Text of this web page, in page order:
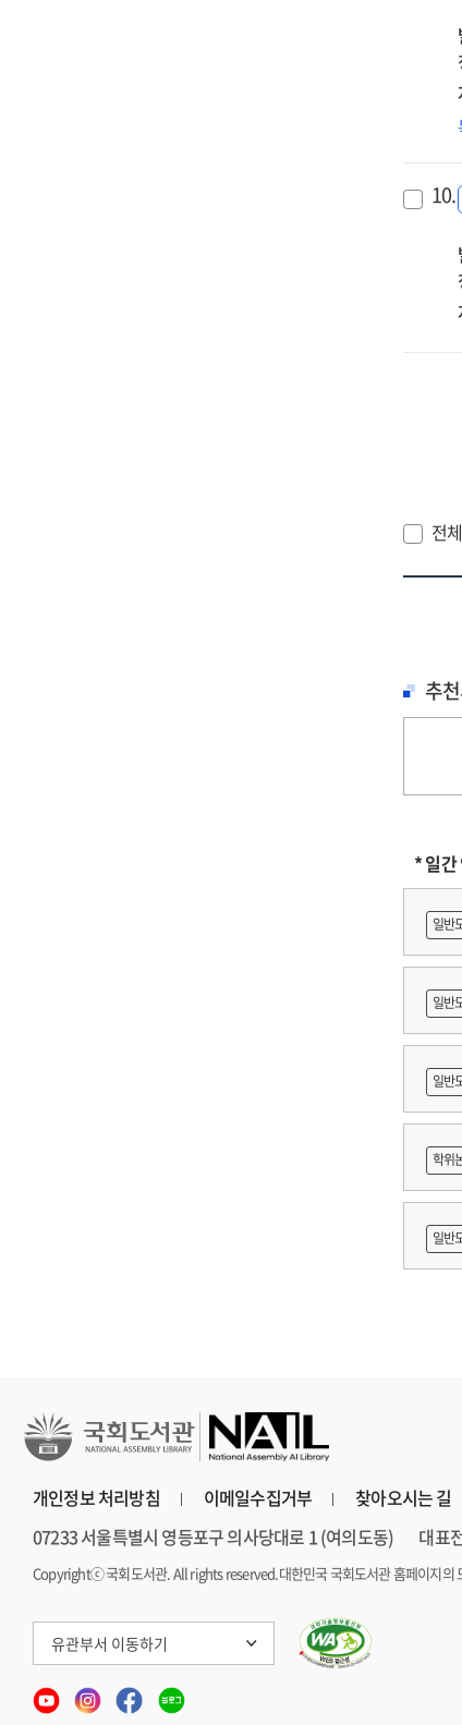
10.
전
추
* 일간
일반
일반
축문
일반
적조
보고
학위
망
일반
개인정보 처리방침 이메일수집거부 찾아오시는 길
07233 서울특별시 영등포구 의사당대로 1 (여의도동)
대표
Copyrightⓒ 국회도서관. All rights reserved.대한민국 국회도서관 홈페이지의
유관부서 이동하기